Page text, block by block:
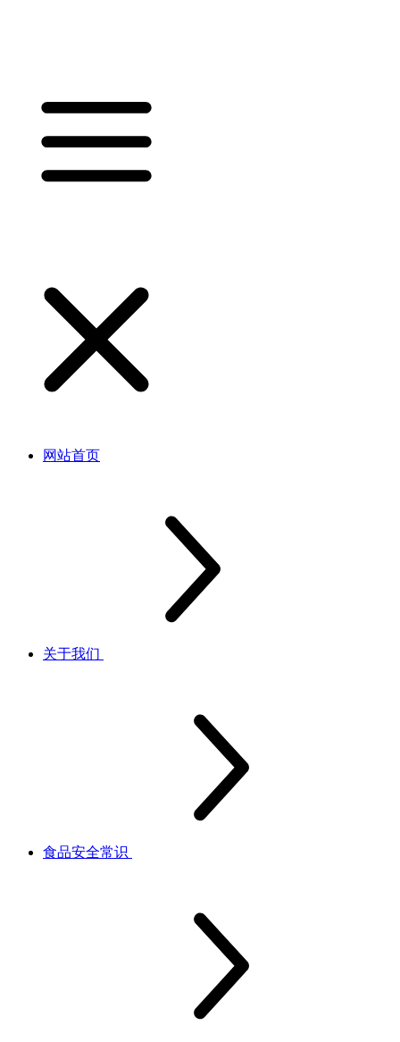
网站首页
关于我们
食品安全常识